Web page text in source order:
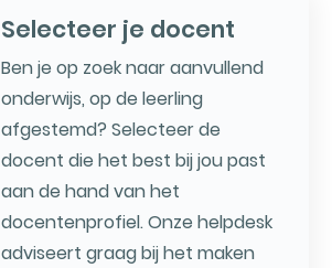
Selecteer je docent
Ben je op zoek naar aanvullend
onderwijs, op de leerling
afgestemd? Selecteer de
docent die het best bij jou past
aan de hand van het
docentenprofiel. Onze helpdesk
adviseert graag bij het maken